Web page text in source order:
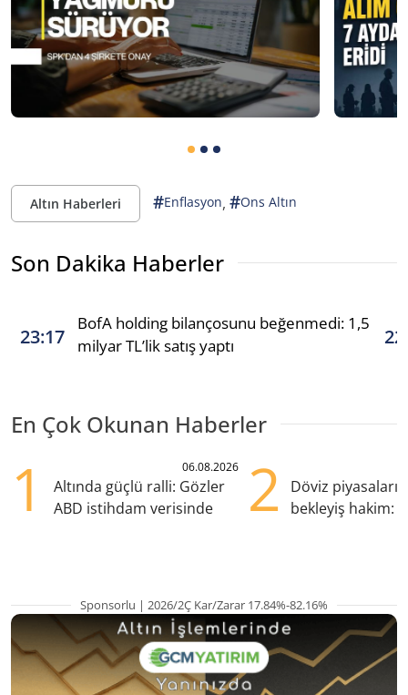
Altın Haberleri #Enflasyon, #Ons Altın
Son Dakika Haberler
23:17
BofA holding bilançosunu beğenmedi: 1,5
milyar TL’lik satış yaptı
En Çok Okunan Haberler
1 06.08.2026
Altında güçlü ralli: Gözler
ABD istihdam verisinde
2
Döviz
bekleyiş hakim:
Sponsorlu | 2026/2Ç Kar/Zarar 17.84%-82.16%